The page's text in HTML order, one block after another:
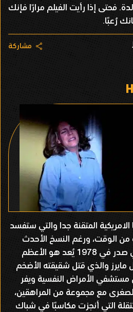
فحتى إذا رأيت الفيلم مرارًا فإنك
رُعبًا.
مشاركة
المتقنة جدا والتي ستفسد
الوقت، ورغم النسخ الأحدث
منه لكن Halloween الذي صدر في 1978 يُعد هو الأعظم
مايرز والذي قتل شقيقته الأضخم
مستشفي الأمراض النفسية ويفر
الصغرى مع مجموعة من المراهقين،
التي أنجزت مكاسبًا في شباك